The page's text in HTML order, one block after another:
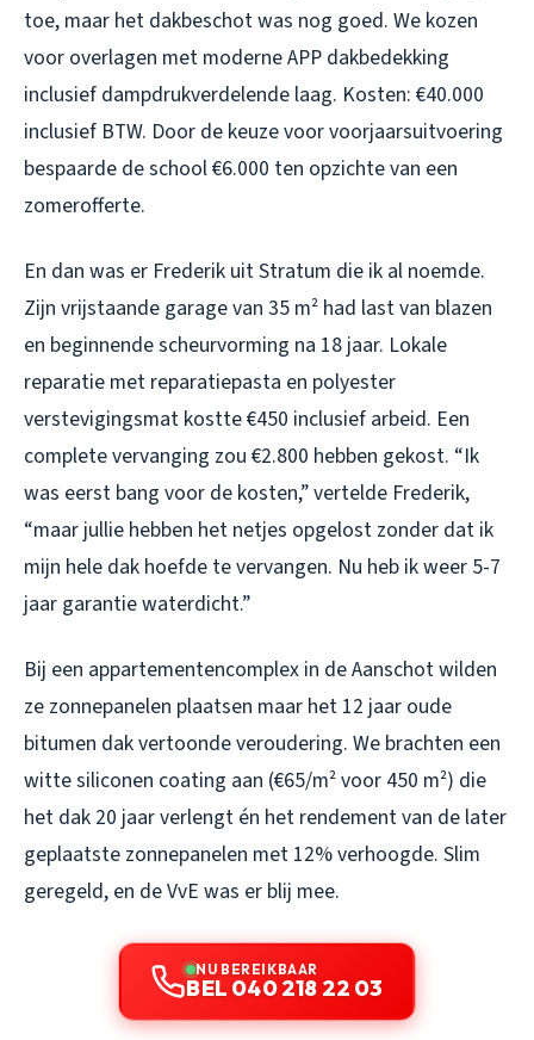
toe, maar het dakbeschot was nog goed. We kozen
voor overlagen met moderne APP dakbedekking
inclusief dampdrukverdelende laag. Kosten: €40.000
inclusief BTW. Door de keuze voor voorjaarsuitvoering
bespaarde de school €6.000 ten opzichte van een
zomerofferte.
En dan was er Frederik uit Stratum die ik al noemde.
Zijn vrijstaande garage van 35 m² had last van blazen
en beginnende scheurvorming na 18 jaar. Lokale
reparatie met reparatiepasta en polyester
verstevigingsmat kostte €450 inclusief arbeid. Een
complete vervanging zou €2.800 hebben gekost. “Ik
was eerst bang voor de kosten,” vertelde Frederik,
“maar jullie hebben het netjes opgelost zonder dat ik
mijn hele dak hoefde te vervangen. Nu heb ik weer 5-7
jaar garantie waterdicht.”
Bij een appartementencomplex in de Aanschot wilden
ze zonnepanelen plaatsen maar het 12 jaar oude
bitumen dak vertoonde veroudering. We brachten een
witte siliconen coating aan (€65/m² voor 450 m²) die
het dak 20 jaar verlengt én het rendement van de later
geplaatste zonnepanelen met 12% verhoogde. Slim
geregeld, en de VvE was er blij mee.
NU BEREIKBAAR
BEL 040 218 22 03